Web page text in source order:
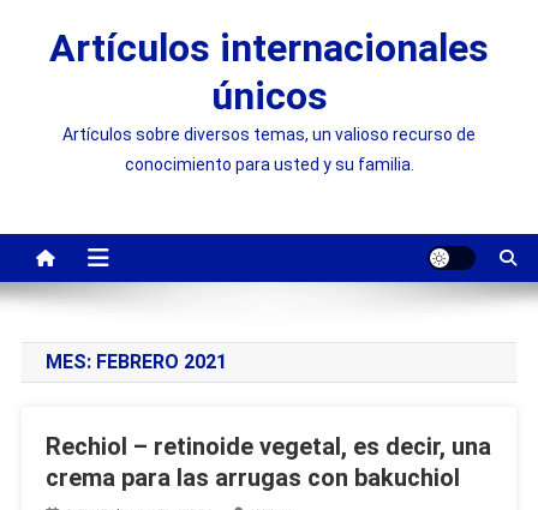
Artículos internacionales
únicos
Artículos sobre diversos temas, un valioso recurso de
conocimiento para usted y su familia.
MES: FEBRERO 2021
Rechiol – retinoide vegetal, es decir, una
crema para las arrugas con bakuchiol